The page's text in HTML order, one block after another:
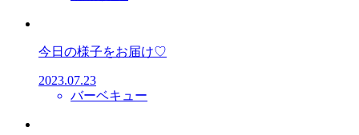
今日の様子をお届け♡
2023.07.23
バーベキュー